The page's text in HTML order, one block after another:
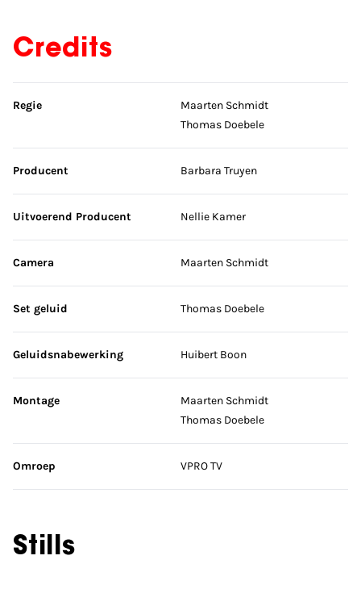
Credits
Sla credits over
Regie
Maarten Schmidt
Thomas Doebele
Producent Barbara Truyen
Uitvoerend Producent Nellie Kamer
Camera Maarten Schmidt
Set geluid Thomas Doebele
Geluidsnabewerking Huibert Boon
Montage
Maarten Schmidt
Thomas Doebele
Omroep VPRO TV
Stills